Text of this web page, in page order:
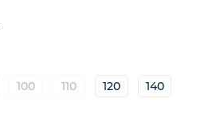
100 110 120 140